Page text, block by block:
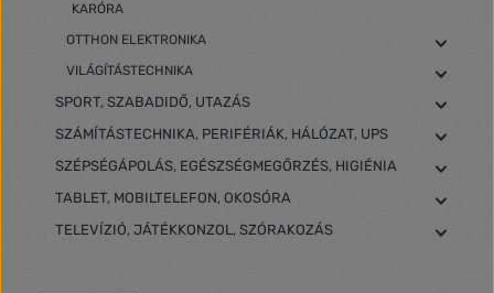
KARÓRA
OTTHON ELEKTRONIKA
VILÁGÍTÁSTECHNIKA
SPORT, SZABADIDŐ, UTAZÁS
SZÁMÍTÁSTECHNIKA, PERIFÉRIÁK, HÁLÓZAT, UPS
SZÉPSÉGÁPOLÁS, EGÉSZSÉGMEGŐRZÉS, HIGIÉNIA
TABLET, MOBILTELEFON, OKOSÓRA
TELEVÍZIÓ, JÁTÉKKONZOL, SZÓRAKOZÁS